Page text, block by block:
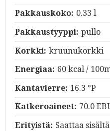
Pakkauskoko: 0.33 l
Pakkaustyyppi: pullo
Korkki: kruunukorkki
Energiaa: 60 kcal /
Kantavierre: 16.3 °P
Katkeroaineet: 70.0
Erityistä: Saattaa